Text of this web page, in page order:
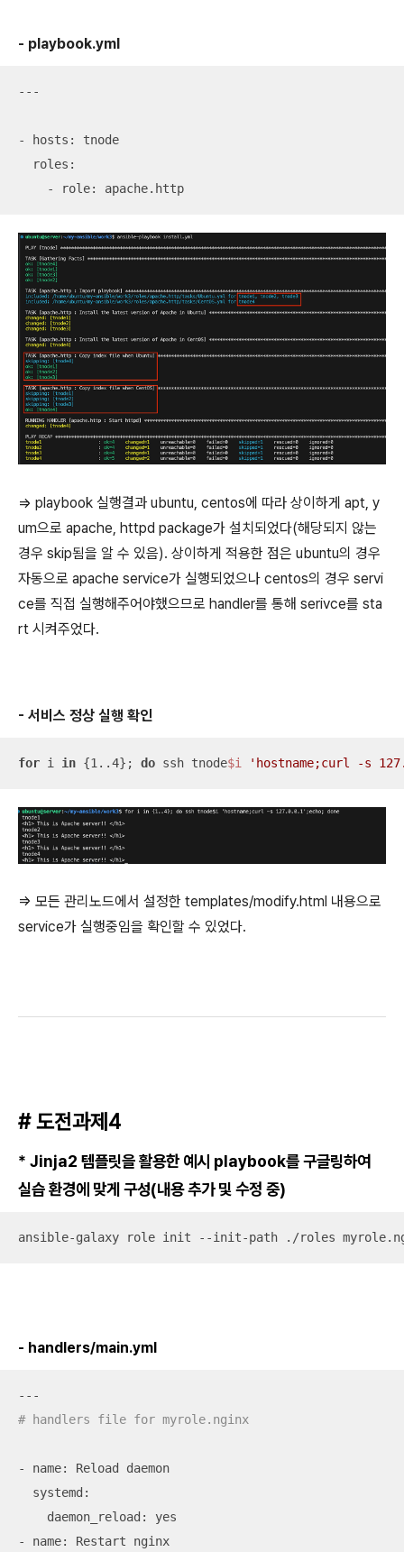
- playbook.yml
---
- hosts: tnode
  roles:
    - role: apache.http
=> playbook 실행결과 ubuntu, centos에 따라 상이하게 apt, y
um으로 apache, httpd package가 설치되었다(해당되지 않는
경우 skip됨을 알 수 있음). 상이하게 적용한 점은 ubuntu의 경우
자동으로 apache service가 실행되었으나 centos의 경우 servi
ce를 직접 실행해주어야했으므로 handler를 통해 serivce를 sta
rt 시켜주었다.
- 서비스 정상 실행 확인
for i in {1..4}; do ssh tnode$i 'hostname;curl -s
=> 모든 관리노드에서 설정한 templates/modify.html 내용으로
service가 실행중임을 확인할 수 있었다.
# 도전과제4
* Jinja2 템플릿을 활용한 예시 playbook를 구글링하여
실습 환경에 맞게 구성(내용 추가 및 수정 중)
ansible-galaxy role init --init-path ./roles
- handlers/main.yml
# handlers file for myrole.nginx
- name: Reload daemon
  systemd:
    daemon_reload: yes
- name: Restart nginx